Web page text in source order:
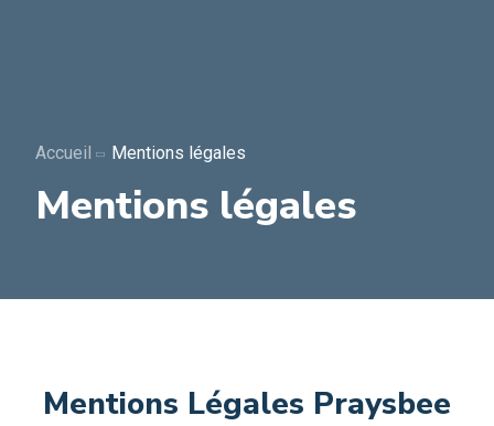
Accueil Mentions légales
Mentions légales
Mentions Légales Praysbee
Qui sommes nous ?
Nos produits
Nous retrouver